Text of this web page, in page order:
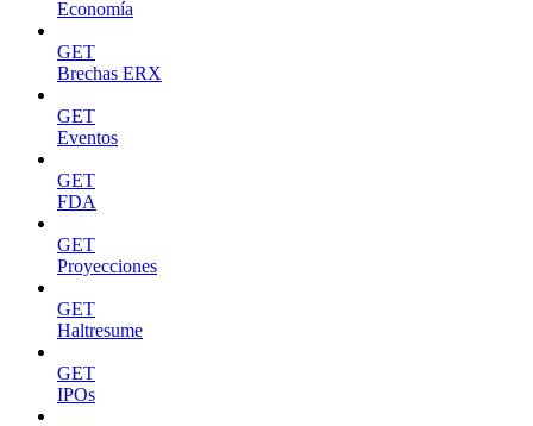
Economía
GET
Brechas ERX
GET
Eventos
GET
FDA
GET
Proyecciones
GET
Haltresume
GET
IPOs